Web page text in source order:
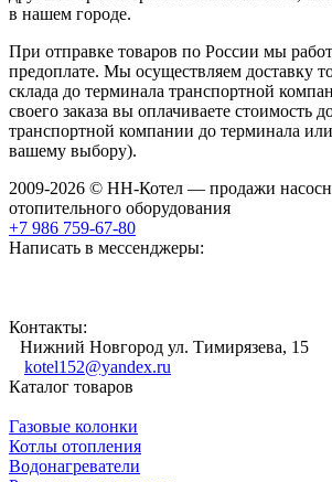
в нашем городе.
При отправке товаров по России мы
предоплате. Мы осуществляем доставку
склада до терминала транспортной
своего заказа вы оплачиваете стоимость
транспортной компании до терминала
вашему выбору).
2009-2026 © НН-Котел — продажи
отопительного оборудования
+7 986 759-67-80
Написать в мессенджеры:
Контакты:
Нижний Новгород ул. Тимирязева, 15
kotel152@yandex.ru
Каталог товаров
Газовые колонки
Котлы отопления
Водонагреватели